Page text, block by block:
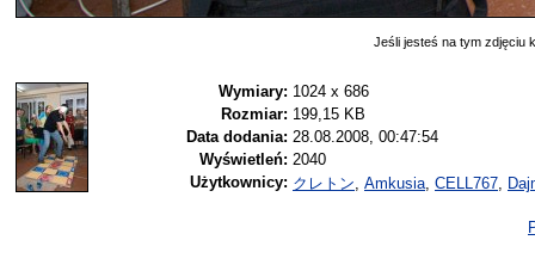
Jeśli jesteś na tym zdjęciu
Wymiary: 1024 x 686
Rozmiar: 199,15 KB
Data dodania: 28.08.2008, 00:47:54
Wyświetleń: 2040
Użytkownicy: クレトン Amkusia CELL767